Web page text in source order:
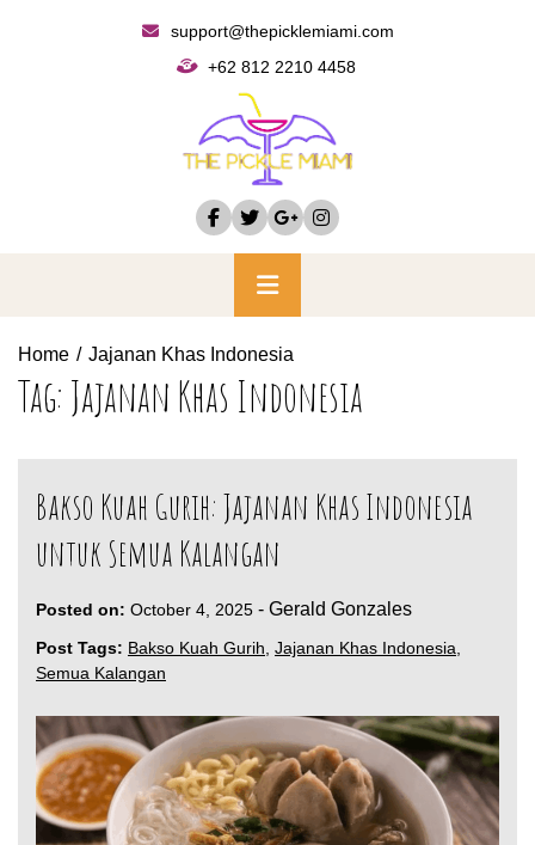
support@thepicklemiami.com
+62 812 2210 4458
Primary
Menu
Home Jajanan Khas Indonesia
Tag: Jajanan Khas Indonesia
Bakso Kuah Gurih: Jajanan Khas Indonesia
untuk Semua Kalangan
Posted on: October 4, 2025 - Gerald Gonzales
Post Tags: Bakso Kuah Gurih, Jajanan Khas Indonesia,
Semua Kalangan